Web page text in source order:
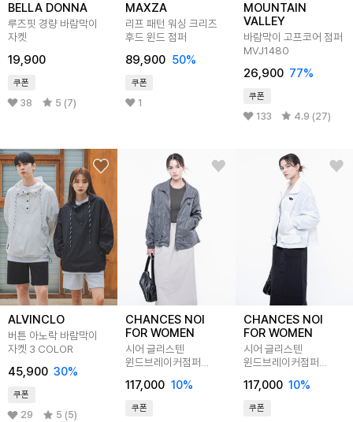
BELLA DONNA
루즈핏 경량 바람막이
자켓
19,900
쿠폰
38 5 (7)
MAXZA
리프 패턴 워싱 크리즈
후드 윈드 점퍼
89,900 50%
쿠폰
1
MOUNTAIN
VALLEY
바람막이 고프코어 점퍼
MVJ1480
26,900 77%
쿠폰
133 4.9 (27)
ALVINCLO
버튼 아노락 바람막이
자켓 3 COLOR
45,900 30%
쿠폰
29 5 (5)
CHANCES NOI
FOR WOMEN
시어 글리스텐
윈드브레이커점퍼
117,000 10%
쿠폰
CHANCES NOI
FOR WOMEN
시어 글리스텐
윈드브레이커점퍼
117,000 10%
쿠폰